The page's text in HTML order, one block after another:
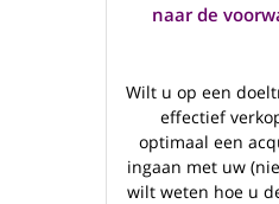
naar de
Wilt u op een
effectief
optimaal een
ingaan met uw
wilt weten hoe u